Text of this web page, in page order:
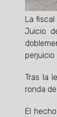
La
Juicio
Tras la
ronda
El